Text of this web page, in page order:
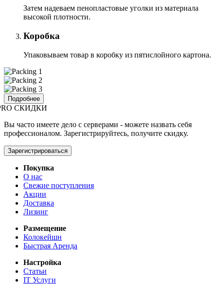
Затем надеваем пенопластовые уголки из материала
высокой плотности.
Коробка
Упаковываем товар в коробку из пятислойного картона.
Подробнее
СКИДКИ
Вы часто имеете дело с серверами - можете назвать себя
профессионалом. Зарегистрируйтесь, получите скидку.
Зарегистрироваться
Покупка
О нас
Свежие поступления
Акции
Доставка
Лизинг
Размещение
Колокейшн
Быстрая Аренда
Настройка
Статьи
IT Услуги